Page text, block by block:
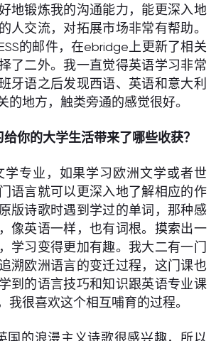
地锻炼我的沟通能力，能更深入地
人交流，对拓展市场非常有帮助。
的邮件，在ebridge上更新了相关
了二外。我一直觉得英语学习非常
牙语之后发现西语、英语和意大利
的地方，触类旁通的感觉很好。
你的大学生活带来了哪些收获？
学专业，如果学习欧洲文学或者世
语言就可以更深入地了解相应的作
版诗歌时遇到学过的单词，那种感
像英语一样，也有词根。摸索出一
学习变得更加有趣。我大二有一门
溯欧洲语言的变迁过程，这门课也
到的语言技巧和知识跟英语专业课
我很喜欢这个相互哺育的过程。
国的浪漫主义诗歌很感兴趣，所以